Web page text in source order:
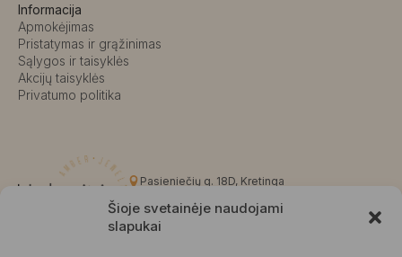
Šioje svetainėje naudojami
slapukai
Informacija
Apmokėjimas
Pristatymas ir grąžinimas
Sąlygos ir taisyklės
Akcijų taisyklės
Privatumo politika
Pasieniečių g. 18D, Kretinga
info@kalvaite.lt